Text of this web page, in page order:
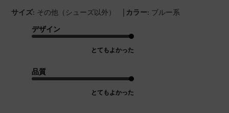
サイズ: その他（シューズ以外） | カラー: ブルー系
デザイン
とてもよかった
品質
とてもよかった